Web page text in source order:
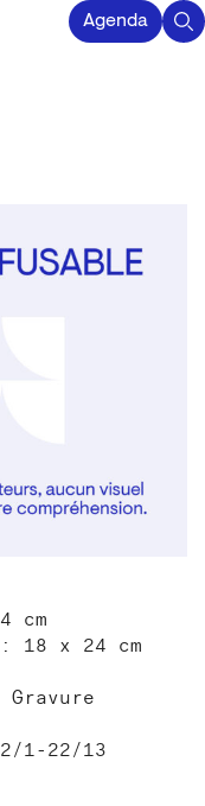
Agenda
cm
18 x 24 cm
1-22/13